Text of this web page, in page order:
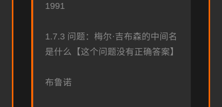
1991
1.7.3 问题：梅尔·吉布森的中间名
是什么【这个问题没有正确答案】
布鲁诺